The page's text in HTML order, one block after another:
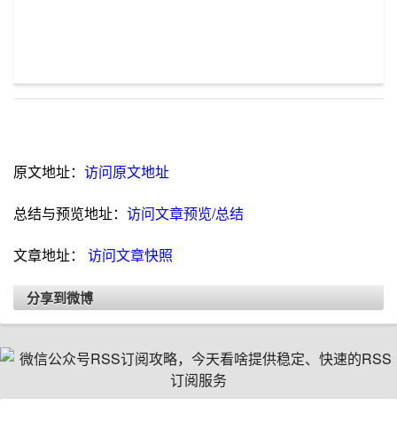
原文地址： 访问原文地址
总结与预览地址： 访问文章预览/总结
文章地址： 访问文章快照
分享到微博